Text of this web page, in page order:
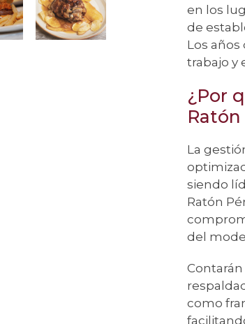
en los
de
Los años
trabajo y
¿Por
Ratón
La
siendo
Ratón
del
como